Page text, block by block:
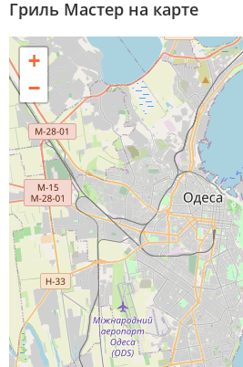
Гриль Мастер на карте
+
−